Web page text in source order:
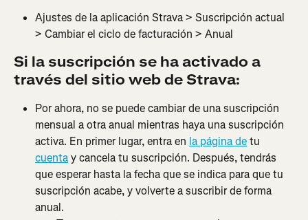
Ajustes de la aplicación Strava > Suscripción actual
> Cambiar el ciclo de facturación > Anual
Si la suscripción se ha activado a
través del sitio web de Strava:
Por ahora, no se puede cambiar de una suscripción
mensual a otra anual mientras haya una suscripción
activa. En primer lugar, entra en la página de tu
cuenta y cancela tu suscripción. Después, tendrás
que esperar hasta la fecha que se indica para que tu
suscripción acabe, y volverte a suscribir de forma
anual.